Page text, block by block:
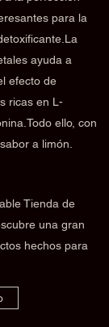
Tienda de
una gran
hechos para
para la
ayuda a
efecto de
ricas en L-
ello, con
a limón.